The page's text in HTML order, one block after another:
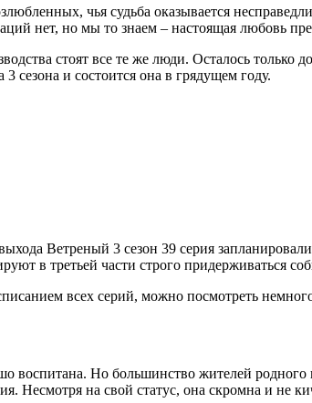
чья судьба оказывается
нет, но мы то знаем – настоящая любовь
стоят все те же люди. Осталось только
сезона и состоится она в грядущем году.
Ветреный 3 сезон 39 серия
в третьей части строго придерживаться
всех серий, можно посмотреть
воспитана. Но большинство жителей
Несмотря на свой статус, она скромна и не